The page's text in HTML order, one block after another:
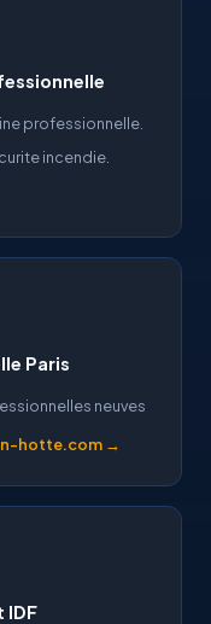
professionnelle.
incendie.
Paris
neuves
hotte.com →
IDF